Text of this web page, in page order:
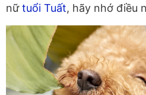
nữtuổi Tuất, hãy nhớ điều